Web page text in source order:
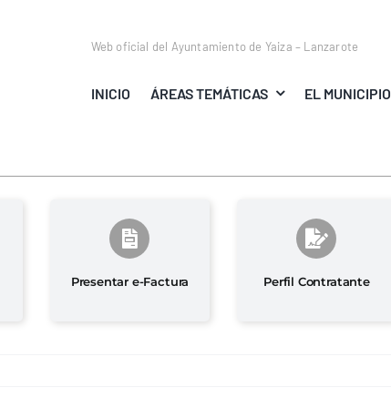
Web oficial del Ayuntamiento de Yaiza – Lanzarote
INICIO ÁREAS TEMÁTICAS EL MUNICIPIO
Presentar e-Factura Perfil Contratante